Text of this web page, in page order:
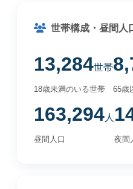
世帯構成・昼間人
13,284世帯
18歳未満のいる世帯 65歳
163,294人
昼間人口 夜間